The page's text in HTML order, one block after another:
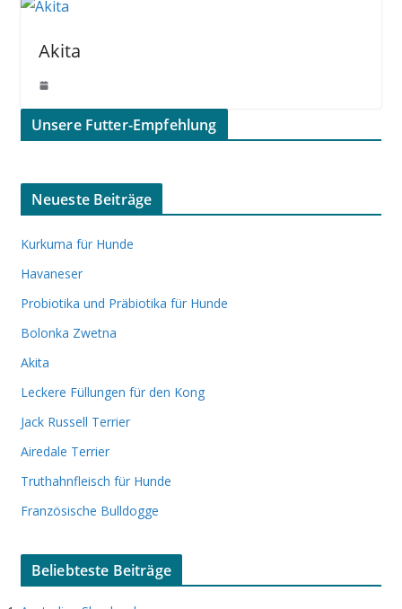
Akita
Unsere Futter-Empfehlung
Neueste Beiträge
Kurkuma für Hunde
Havaneser
Probiotika und Präbiotika für Hunde
Bolonka Zwetna
Akita
Leckere Füllungen für den Kong
Jack Russell Terrier
Airedale Terrier
Truthahnfleisch für Hunde
Französische Bulldogge
Beliebteste Beiträge